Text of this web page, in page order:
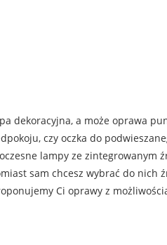
dekoracyjna, a może oprawa
czy oczka do
lampy ze zintegrowanym
sam chcesz wybrać do nich
Ci oprawy z